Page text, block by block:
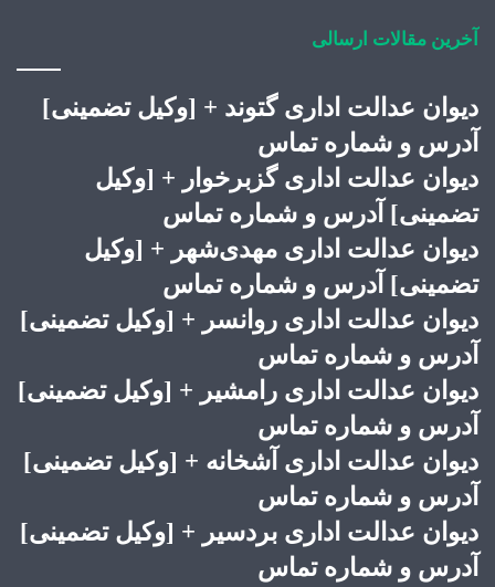
آخرین مقالات ارسالی
دیوان عدالت اداری گتوند + [وکیل تضمینی]
آدرس و شماره تماس
دیوان عدالت اداری گزبرخوار + [وکیل
تضمینی] آدرس و شماره تماس
دیوان عدالت اداری مهدی‌شهر + [وکیل
تضمینی] آدرس و شماره تماس
دیوان عدالت اداری روانسر + [وکیل تضمینی]
آدرس و شماره تماس
دیوان عدالت اداری رامشیر + [وکیل تضمینی]
آدرس و شماره تماس
دیوان عدالت اداری آشخانه + [وکیل تضمینی]
آدرس و شماره تماس
دیوان عدالت اداری بردسیر + [وکیل تضمینی]
آدرس و شماره تماس